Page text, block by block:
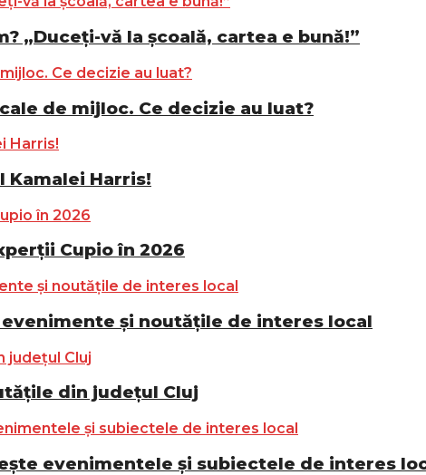
„Duceți-vă la școală, cartea e bună!”
de mijloc. Ce decizie au luat?
Kamalei Harris!
Cupio în 2026
și noutățile de interes local
din județul Cluj
evenimentele și subiectele de interes